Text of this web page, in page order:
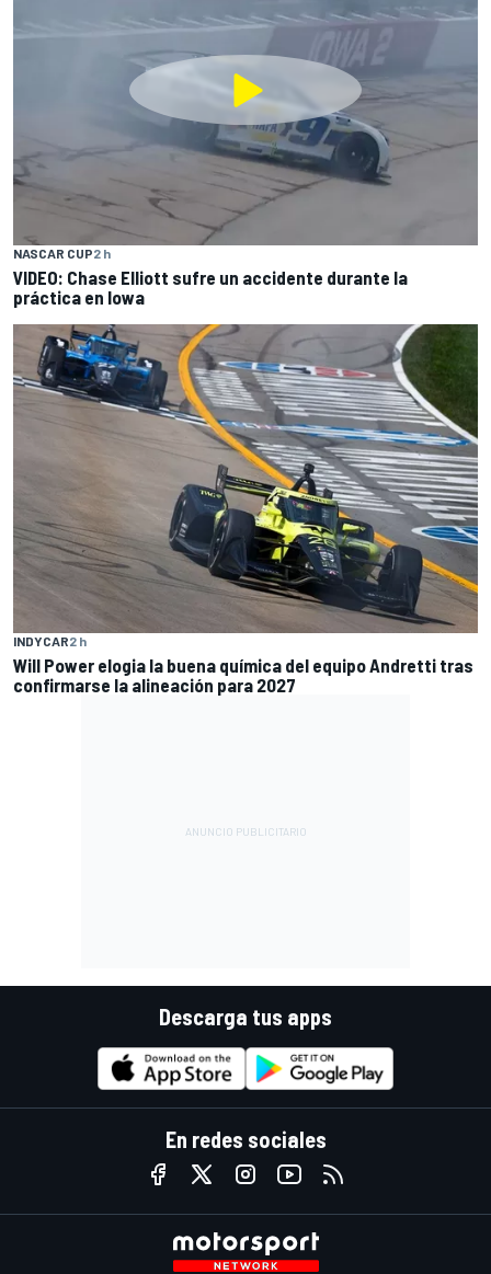
NASCAR CUP2 h
VIDEO: Chase Elliott sufre un accidente durante la
práctica en Iowa
INDYCAR2 h
Will Power elogia la buena química del equipo Andretti tras
confirmarse la alineación para 2027
Descarga tus apps
En redes sociales